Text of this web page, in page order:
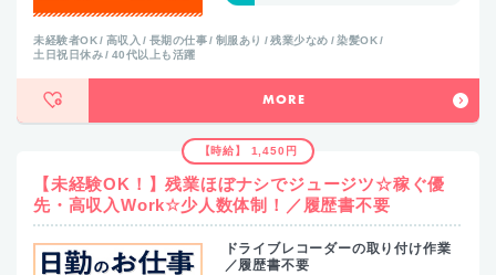
未経験者OK 高収入 長期の仕事 制服あり 残業少なめ
染髪OK
土日祝日休み
40代以上も活躍
MORE
【時給】 1,450円
【未経験OK！】残業ほぼナシでジュージツ☆稼ぐ優
先・高収入Work☆少人数体制！／履歴書不要
ドライブレコーダーの取り付け作業
／履歴書不要